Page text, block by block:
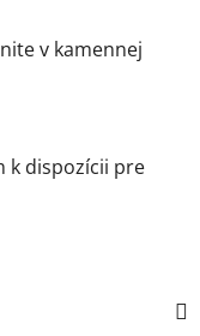
v kamennej
k dispozícii pre